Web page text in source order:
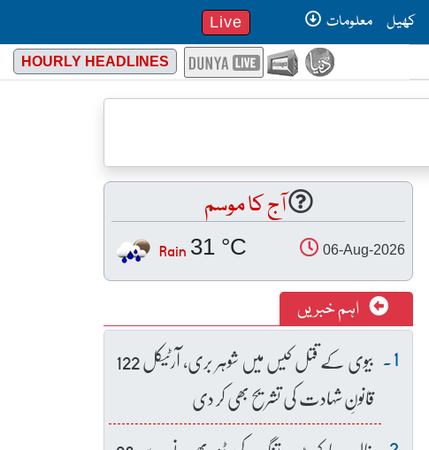
کھیل معلومات Live
HOURLY HEADLINES
آج کا موسم
06-Aug-2026
31 °C
Rain
اہم خبریں
بیوی کے قتل کیس میں شوہر بری، آرٹیکل 122
قانونِ شہادت کی تشریح بھی کر دی